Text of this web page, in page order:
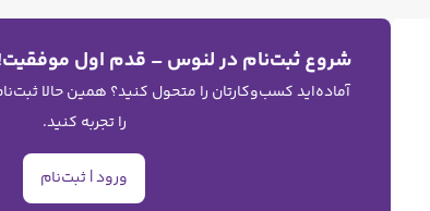
شروع ثبت‌نام در لنوس – قدم اول
آماده‌اید کسب‌وکارتان را متحول کنید؟ همین حالا
را تجربه کنید.
ورود | ثبت‌نام